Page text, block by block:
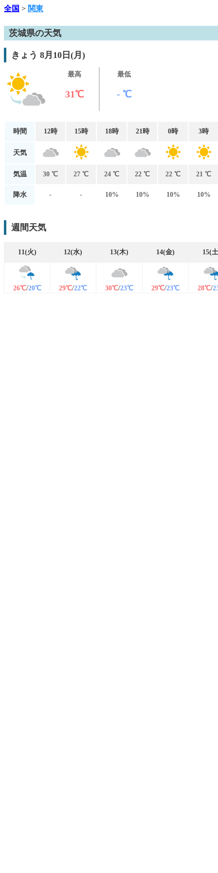
全国 > 関東
茨城県の天気
きょう 8月10日(月)
最高
31℃
最低
- ℃
時間 12時 15時 18時 21時 0時 3時
天気
気温 30 ℃ 27 ℃ 24 ℃ 22 ℃ 22 ℃ 21 ℃
降水 - - 10% 10% 10% 10%
週間天気
11(火) 12(水) 13(木) 14(金) 15(
26℃/20℃ 29℃/22℃ 30℃/23℃ 29℃/23℃ 28℃/